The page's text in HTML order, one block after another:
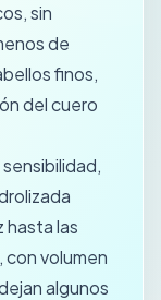
sin
de
finos,
del cuero
hasta las
con volumen
algunos